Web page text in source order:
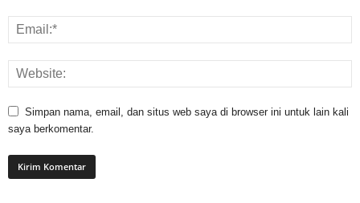
Simpan nama, email, dan situs web saya di browser ini untuk lain kali
saya berkomentar.